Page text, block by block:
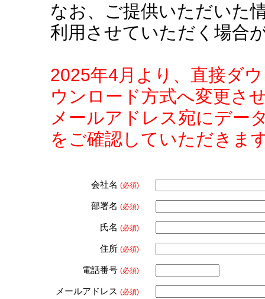
なお、ご提供いただいた
利用させていただく場合
2025年4月より、直接ダ
ウンロード方式へ変更さ
メールアドレス宛にデー
をご確認していただきま
会社名 (必須)
部署名 (必須)
氏名 (必須)
住所 (必須)
電話番号 (必須)
メールアドレス (必須)